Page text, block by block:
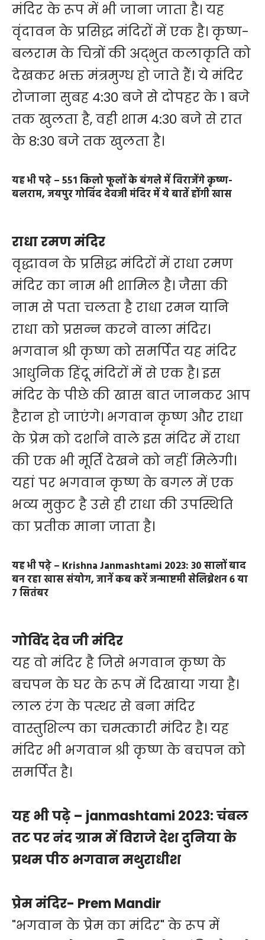
मंदिर के रूप में भी जाना जाता है। यह
वृंदावन के प्रसिद्ध मंदिरों में एक है। कृष्ण-
बलराम के चित्रों की अद्भुत कलाकृति को
देखकर भक्त मंत्रमुग्ध हो जाते हैं। ये मंदिर
रोजाना सुबह 4:30 बजे से दोपहर के 1 बजे
तक खुलता है, वही शाम 4:30 बजे से रात
के 8:30 बजे तक खुलता है।
यह भी पढे़ –551 किलो फूलों के बंगले में विराजेंगे कृष्ण-
बलराम, जयपुर गोविंद देवजी मंदिर में ये बातें होंगी खास
राधा रमण मंदिर
वृद्धावन के प्रसिद्ध मंदिरों में राधा रमण
मंदिर का नाम भी शामिल है। जैसा की
नाम से पता चलता है राधा रमन यानि
राधा को प्रसन्न करने वाला मंदिर।
भगवान श्री कृष्ण को समर्पित यह मंदिर
आधुनिक हिंदू मंदिरों में से एक है। इस
मंदिर के पीछे की खास बात जानकर आप
हैरान हो जाएंगे। भगवान कृष्ण और राधा
के प्रेम को दर्शाने वाले इस मंदिर में राधा
की एक भी मूर्ति देखने को नहीं मिलेगी।
यहां पर भगवान कृष्ण के बगल में एक
भव्य मुकुट है उसे ही राधा की उपस्थिति
का प्रतीक माना जाता है।
यह भी पढे़ – Krishna Janmashtami 2023: 30 सालों बाद
बन रहा खास संयोग, जानें कब करें जन्माष्टमी सेलिब्रेशन 6 या
7 सितंबर
गोविंद देव जी मंदिर
यह वो मंदिर है जिसे भगवान कृष्ण के
बचपन के घर के रूप में दिखाया गया है।
लाल रंग के पत्थर से बना मंदिर
वास्तुशिल्प का चमत्कारी मंदिर है। यह
मंदिर भी भगवान श्री कृष्ण के बचपन को
समर्पित है।
यह भी पढे़ – janmashtami 2023: चंबल
तट पर नंद ग्राम में विराजे देश दुनिया के
प्रथम पीठ भगवान मथुराधीश
प्रेम मंदिर- Prem Mandir
"भगवान के प्रेम का मंदिर" के रूप में